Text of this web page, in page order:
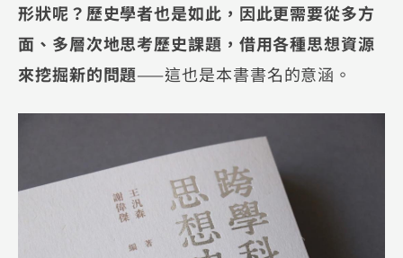
形狀呢？歷史學者也是如此，因此更需要從多方
面、多層次地思考歷史課題，借用各種思想資源
來挖掘新的問題——這也是本書書名的意涵。